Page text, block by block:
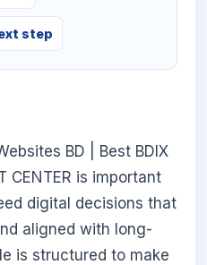
step
BD | Best BDIX
CENTER is important
digital decisions that
aligned with long-
is structured to make